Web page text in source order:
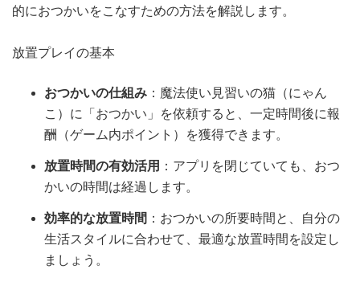
的におつかいをこなすための方法を解説します。
放置プレイの基本
おつかいの仕組み ：魔法使い見習いの猫（にゃん
こ）に「おつかい」を依頼すると、一定時間後に報
酬（ゲーム内ポイント）を獲得できます。
放置時間の有効活用 ：アプリを閉じていても、おつ
かいの時間は経過します。
効率的な放置時間 ：おつかいの所要時間と、自分の
生活スタイルに合わせて、最適な放置時間を設定し
ましょう。